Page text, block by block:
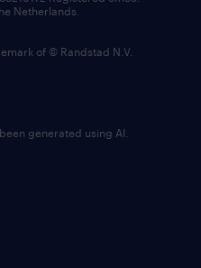
Netherlands.
of © Randstad N.V.
generated using AI.